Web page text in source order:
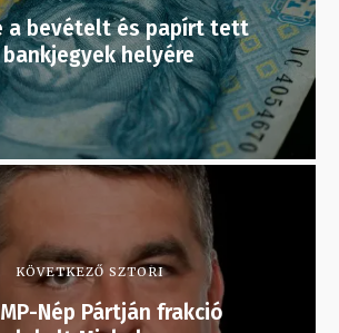
a bevételt és papírt tett
helyére
KÖVETKEZŐ SZTORI
Nép Pártján frakció